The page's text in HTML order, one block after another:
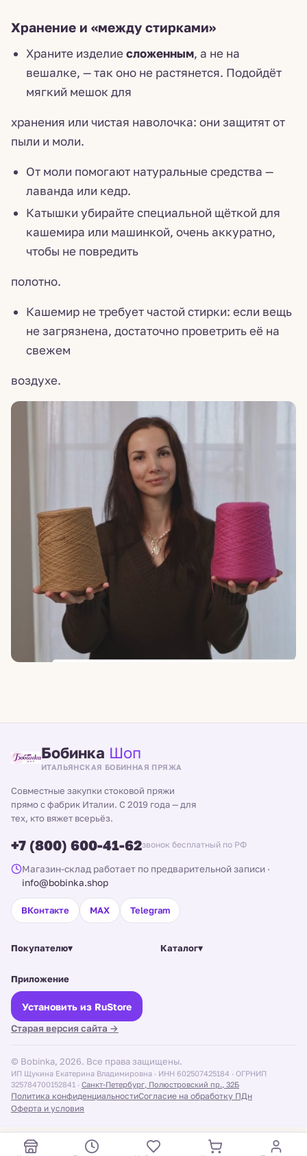
Хранение и «между стирками»
Храните изделие сложенным, а не на
вешалке, — так оно не растянется. Подойдёт
мягкий мешок для
хранения или чистая наволочка: они защитят от
пыли и моли.
От моли помогают натуральные средства —
лаванда или кедр.
Катышки убирайте специальной щёткой для
кашемира или машинкой, очень аккуратно,
чтобы не повредить
полотно.
Кашемир не требует частой стирки: если вещь
не загрязнена, достаточно проветрить её на
свежем
воздухе.
Бобинка Шоп
ИТАЛЬЯНСКАЯ БОБИННАЯ ПРЯЖА
Совместные закупки стоковой пряжи
прямо с фабрик Италии. С 2019 года — для
тех, кто вяжет всерьёз.
+7 (800) 600-41-62звонок бесплатный по РФ
Магазин-склад работает по предварительной записи ·
info@bobinka.shop
ВКонтакте MAX Telegram
Покупателю▾ Каталог▾
Приложение
Установить из RuStore
Старая версия сайта →
© Bobinka, 2026. Все права защищены.
ИП Щукина Екатерина Владимировна · ИНН 602507425184 · ОГРНИП
325784700152841 · Санкт-Петербург, Полюстровский пр., 32Б
Политика конфиденциальностиСогласие на обработку ПДн
Оферта и условия